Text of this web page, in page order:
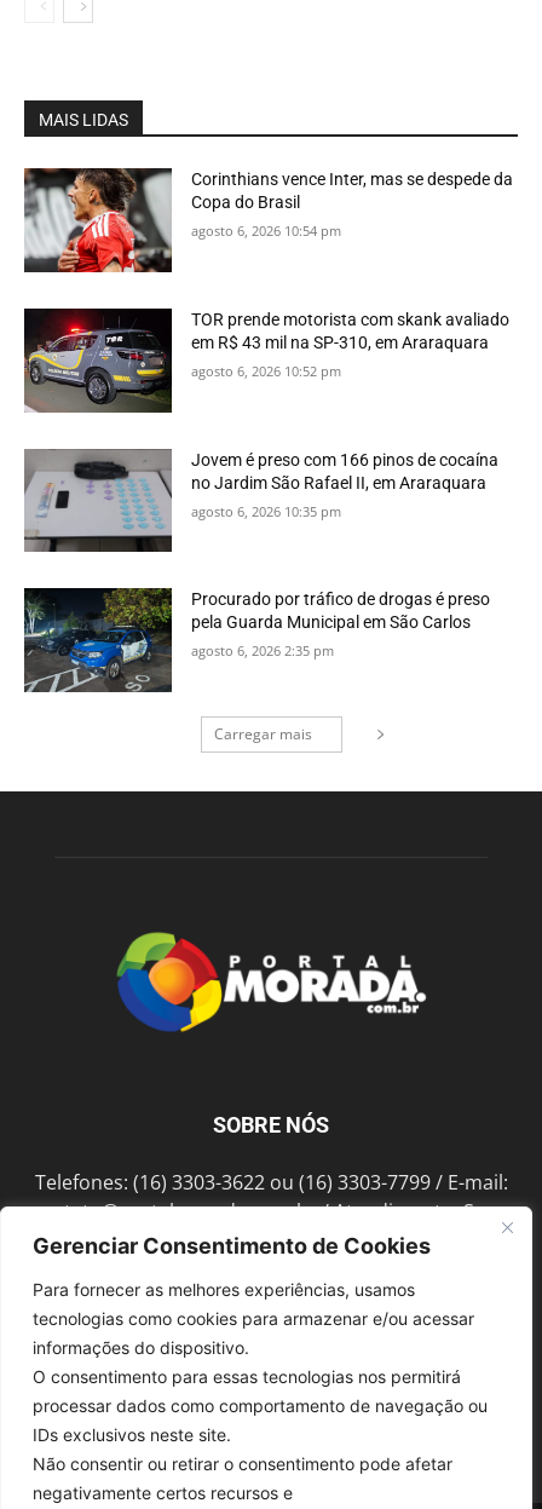
Gerenciar Consentimento de Cookies
Para fornecer as melhores experiências, usamos
tecnologias como cookies para armazenar e/ou acessar
informações do dispositivo.
O consentimento para essas tecnologias nos permitirá
processar dados como comportamento de navegação ou
IDs exclusivos neste site.
Não consentir ou retirar o consentimento pode afetar
negativamente certos recursos e
MAIS LIDAS
Corinthians vence Inter, mas se despede da
Copa do Brasil
agosto 6, 2026 10:54 pm
TOR prende motorista com skank avaliado
em R$ 43 mil na SP-310, em Araraquara
agosto 6, 2026 10:52 pm
Jovem é preso com 166 pinos de cocaína
no Jardim São Rafael II, em Araraquara
agosto 6, 2026 10:35 pm
Procurado por tráfico de drogas é preso
pela Guarda Municipal em São Carlos
agosto 6, 2026 2:35 pm
Carregar mais
SOBRE NÓS
Telefones: (16) 3303-3622 ou (16) 3303-7799 / E-mail:
contato@portalmorada.com.br/ Atendimento: Seg a
Sex das 8h às 18h / Endereço: Av. Bento de Abreu, 889
SIGA-NOS